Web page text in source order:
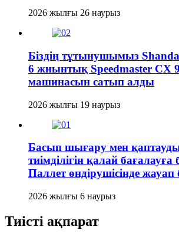
2026 жылғы 26 наурыз
Біздің тұтынушымыз
6 жиынтық Speedmaster CX
машинасын сатып алды
2026 жылғы 19 наурыз
Басып шығару мен
тиімділігін қалай
Паллет өндірушісінде жауап
2026 жылғы 6 наурыз
Тиісті ақпарат